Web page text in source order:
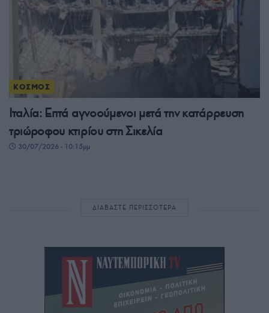
ΚΟΣΜΟΣ
Ιταλία: Επτά αγνοούμενοι μετά την κατάρρευση
τριώροφου κτιρίου στη Σικελία
30/07/2026 - 10:15μμ
ΔΙΑΒΑΣΤΕ ΠΕΡΙΣΣΟΤΕΡΑ